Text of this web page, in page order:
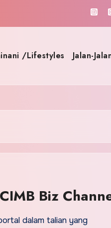
/Lifestyles Jalan-
Biz
dalam talian yang